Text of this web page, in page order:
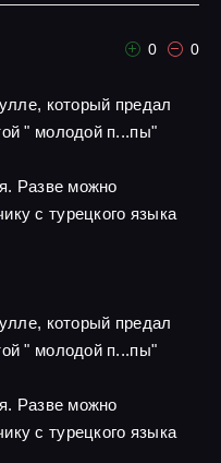
0 0
который предал
" молодой п...пы"
Разве можно
с турецкого языка
который предал
" молодой п...пы"
Разве можно
с турецкого языка